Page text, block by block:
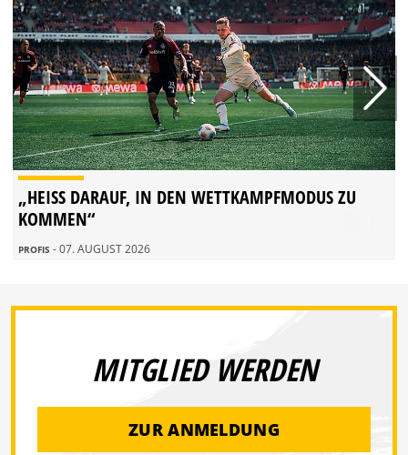
„HEISS DARAUF, IN DEN WETTKAMPFMODUS ZU K
OMMEN“
PROFIS - 07. AUGUST 2026
MITGLIED WERDEN
ZUR ANMELDUNG